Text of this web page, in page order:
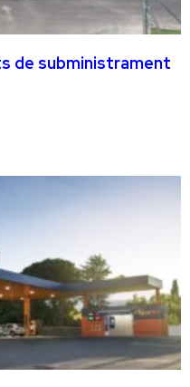
de subministrament